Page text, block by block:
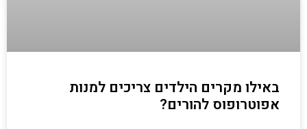
באילו מקרים הילדים צריכים למנות
אפוטרופוס להורים?